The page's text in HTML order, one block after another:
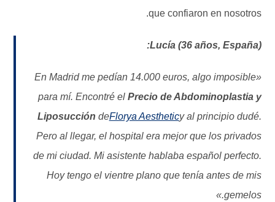
que confiaron en nosotros.
Lucía (36 años, España):
«En Madrid me pedían 14.000 euros, algo imposible
para mí. Encontré el Precio de Abdominoplastia y
Liposucción deFlorya Aestheticy al principio dudé.
Pero al llegar, el hospital era mejor que los privados
de mi ciudad. Mi asistente hablaba español perfecto.
Hoy tengo el vientre plano que tenía antes de mis
gemelos.»